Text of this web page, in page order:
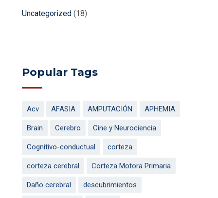
Uncategorized (18)
Popular Tags
Acv AFASIA AMPUTACIÓN APHEMIA
Brain Cerebro Cine y Neurociencia
Cognitivo-conductual corteza
corteza cerebral Corteza Motora Primaria
Daño cerebral descubrimientos